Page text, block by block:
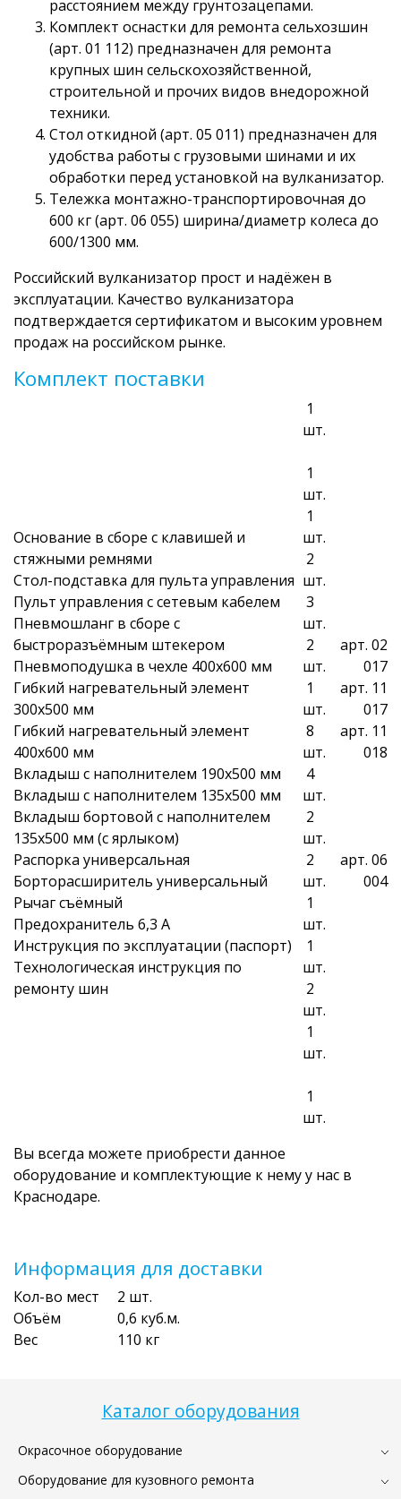
Каталог оборудования
Окрасочное оборудование
Оборудование для кузовного ремонта
расстоянием между грунтозацепами.
Комплект оснастки для ремонта сельхозшин
(арт. 01 112) предназначен для ремонта
крупных шин сельскохозяйственной,
строительной и прочих видов внедорожной
техники.
Стол откидной (арт. 05 011) предназначен для
удобства работы с грузовыми шинами и их
обработки перед установкой на вулканизатор.
Тележка монтажно-транспортировочная до
600 кг (арт. 06 055) ширина/диаметр колеса до
600/1300 мм.
Российский вулканизатор прост и надёжен в
эксплуатации. Качество вулканизатора
подтверждается сертификатом и высоким уровнем
продаж на российском рынке.
Комплект поставки
Основание в сборе с клавишей и
стяжными ремнями
Стол-подставка для пульта управления
Пульт управления с сетевым кабелем
Пневмошланг в сборе с
быстроразъёмным штекером
Пневмоподушка в чехле 400х600 мм
Гибкий нагревательный элемент
300х500 мм
Гибкий нагревательный элемент
400х600 мм
Вкладыш с наполнителем 190х500 мм
Вкладыш с наполнителем 135х500 мм
Вкладыш бортовой с наполнителем
135х500 мм (с ярлыком)
Распорка универсальная
Борторасширитель универсальный
Рычаг съёмный
Предохранитель 6,3 А
Инструкция по эксплуатации (паспорт)
Технологическая инструкция по
ремонту шин
1
шт.
1
шт.
1
шт.
2
шт.
3
шт.
2
шт.
1
шт.
8
шт.
4
шт.
2
шт.
2
шт.
1
шт.
1
шт.
2
шт.
1
шт.
1
шт.
арт. 02
017
арт. 11
017
арт. 11
018
арт. 06
004
Вы всегда можете приобрести данное
оборудование и комплектующие к нему у нас в
Краснодаре.
Информация для доставки
Кол-во мест
Объём
Вес
2 шт.
0,6 куб.м.
110 кг